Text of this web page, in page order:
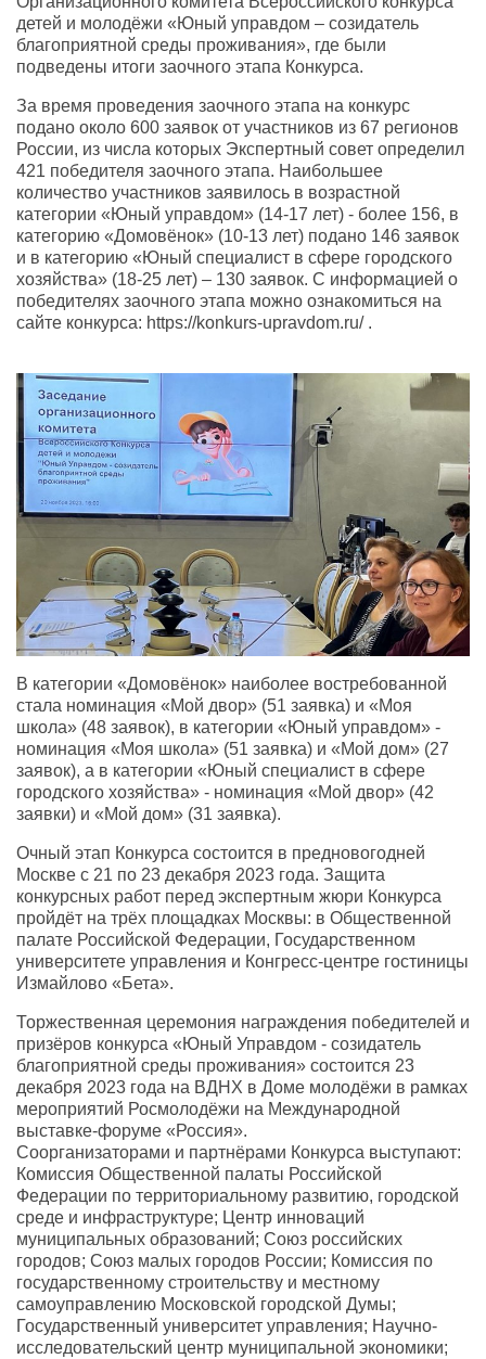
детей и молодёжи «Юный управдом – созидатель
благоприятной среды проживания», где были
подведены итоги заочного этапа Конкурса.
За время проведения заочного этапа на конкурс
подано около 600 заявок от участников из 67 регионов
России, из числа которых Экспертный совет определил
421 победителя заочного этапа. Наибольшее
количество участников заявилось в возрастной
категории «Юный управдом» (14-17 лет) - более 156, в
категорию «Домовёнок» (10-13 лет) подано 146 заявок
и в категорию «Юный специалист в сфере городского
хозяйства» (18-25 лет) – 130 заявок. С информацией о
победителях заочного этапа можно ознакомиться на
сайте конкурса: https://konkurs-upravdom.ru/ .
В категории «Домовёнок» наиболее востребованной
стала номинация «Мой двор» (51 заявка) и «Моя
школа» (48 заявок), в категории «Юный управдом» -
номинация «Моя школа» (51 заявка) и «Мой дом» (27
заявок), а в категории «Юный специалист в сфере
городского хозяйства» - номинация «Мой двор» (42
заявки) и «Мой дом» (31 заявка).
Очный этап Конкурса состоится в предновогодней
Москве с 21 по 23 декабря 2023 года. Защита
конкурсных работ перед экспертным жюри Конкурса
пройдёт на трёх площадках Москвы: в Общественной
палате Российской Федерации, Государственном
университете управления и Конгресс-центре гостиницы
Измайлово «Бета».
Торжественная церемония награждения победителей и
призёров конкурса «Юный Управдом - созидатель
благоприятной среды проживания» состоится 23
декабря 2023 года на ВДНХ в Доме молодёжи в рамках
мероприятий Росмолодёжи на Международной
выставке-форуме «Россия».
Соорганизаторами и партнёрами Конкурса выступают:
Комиссия Общественной палаты Российской
Федерации по территориальному развитию, городской
среде и инфраструктуре; Центр инноваций
муниципальных образований; Союз российских
городов; Союз малых городов России; Комиссия по
государственному строительству и местному
самоуправлению Московской городской Думы;
Государственный университет управления; Научно-
исследовательский центр муниципальной экономики;